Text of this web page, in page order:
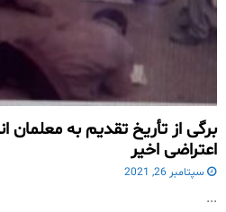
برگی از تأریخ تقدیم به معلمان
اعتراضی اخیر
سپتامبر 26, 2021
...